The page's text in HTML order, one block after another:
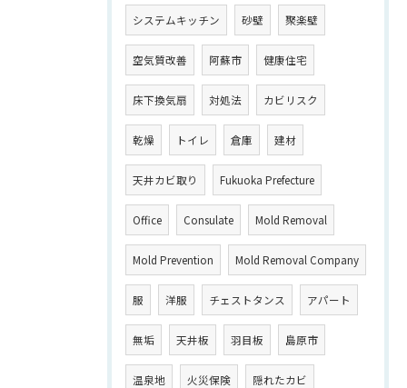
システムキッチン 砂壁 聚楽壁
空気質改善 阿蘇市 健康住宅
床下換気扇 対処法 カビリスク
乾燥 トイレ 倉庫 建材
天井カビ取り Fukuoka Prefecture
Office Consulate Mold Removal
Mold Prevention Mold Removal Company
服 洋服 チェストタンス アパート
無垢 天井板 羽目板 島原市
温泉地 火災保険 隠れたカビ